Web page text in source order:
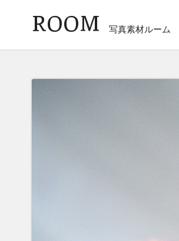
ROOM 写真素材ルーム